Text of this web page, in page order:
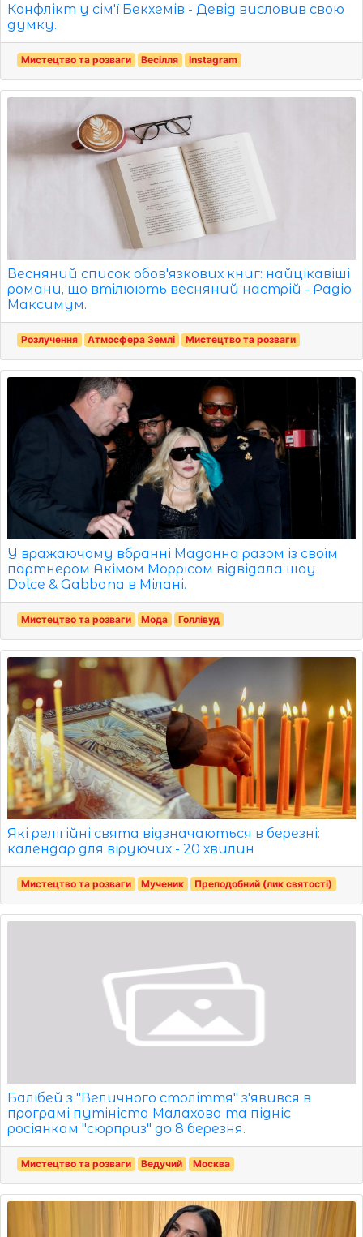
Конфлікт у сім'ї Бекхемів - Девід висловив свою
думку.
Мистецтво та розваги Весілля Instagram
Весняний список обов'язкових книг: найцікавіші
романи, що втілюють весняний настрій - Радіо
Максимум.
Розлучення Атмосфера Землі Мистецтво та розваги
У вражаючому вбранні Мадонна разом із своїм
партнером Акімом Моррісом відвідала шоу
Dolce & Gabbana в Мілані.
Мистецтво та розваги Мода Голлівуд
Які релігійні свята відзначаються в березні:
календар для віруючих - 20 хвилин
Мистецтво та розваги Мученик Преподобний (лик святості)
Балібей з "Величного століття" з'явився в
програмі путініста Малахова та підніс
росіянкам "сюрприз" до 8 березня.
Мистецтво та розваги Ведучий Москва